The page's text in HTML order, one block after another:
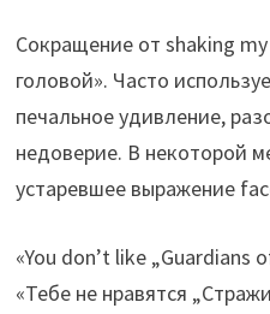
Сокращение от shaking
головой». Часто
печальное удивление,
недоверие. В некоторой
устаревшее выражение
«You don’t like „Guardians
«Тебе не нравятся